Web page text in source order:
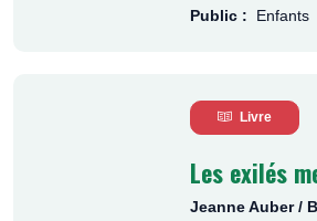
Public : Enfants
Livre
Les exilés
Jeanne Auber /